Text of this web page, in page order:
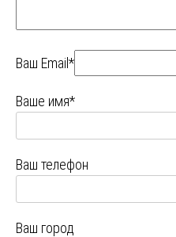
Ваш Email*
Ваше имя*
Ваш телефон
Ваш город